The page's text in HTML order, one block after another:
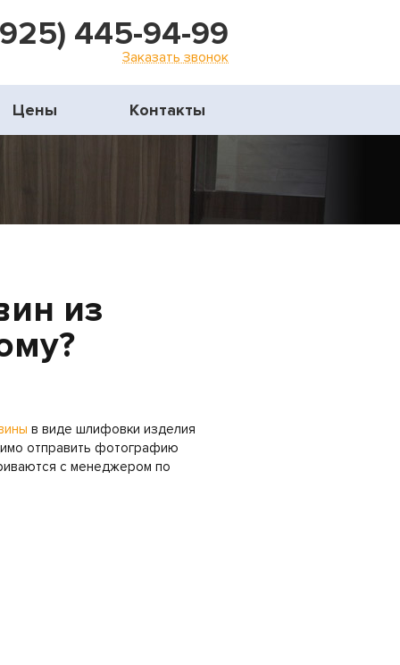
445-94-99
Заказать звонок
Цены Контакты
из
в виде шлифовки изделия
отправить фотографию
с менеджером по